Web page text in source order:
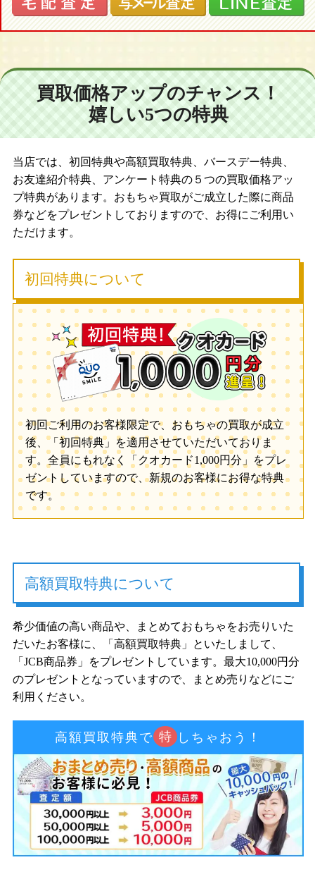
買取価格アップのチャンス！
嬉しい5つの特典
当店では、初回特典や高額買取特典、バースデー特典、
お友達紹介特典、アンケート特典の５つの買取価格アッ
プ特典があります。おもちゃ買取がご成立した際に商品
券などをプレゼントしておりますので、お得にご利用い
ただけます。
初回特典について
初回ご利用のお客様限定で、おもちゃの買取が成立
後、「初回特典」を適用させていただいておりま
す。全員にもれなく「クオカード1,000円分」をプレ
ゼントしていますので、新規のお客様にお得な特典
です。
高額買取特典について
希少価値の高い商品や、まとめておもちゃをお売りいた
だいたお客様に、「高額買取特典」といたしまして、
「JCB商品券」をプレゼントしています。最大10,000円分
のプレゼントとなっていますので、まとめ売りなどにご
利用ください。
高額買取特典で 特 しちゃおう！